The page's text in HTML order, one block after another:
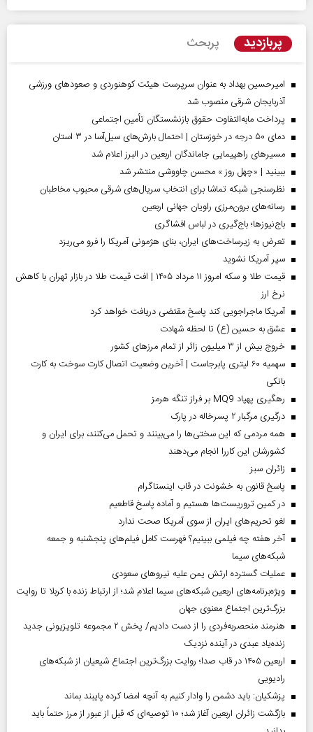
پربازدید پربحث
امیرحسین بهداد به عنوان سرپرست هیئت کوهنوردی و صعودهای ورزشی
آذربایجان شرقی منصوب شد
پرداخت مابه‌التفاوت حقوق بازنشستگان تأمین اجتماعی
دمای ۵۰ درجه در خوزستان | احتمال بارش‌های سیل‌آسا در ۳ استان
مسیر‌های راهپیمایی جاماندگان اربعین در البرز اعلام شد
ببینید | «چهل روز » محسن چاووشی منتشر شد
نظرسنجی شبکه تماشا برای انتخاب سریال‌های شرقی محبوب مخاطبان
رسانه‌های برون‌مرزی راویان جهانی اربعین
باج‌نیوزها؛ باج‌گیری در لباس افشاگری
تعرض به زیرساخت‌های ایران، بنای هژمونی آمریکا را فرو می‌ریزد
سپر آمریکا نشوید
قیمت طلا و سکه امروز ۱۱ مرداد ۱۴۰۵ | افت قیمت طلا در بازار تهران با کاهش
نرخ ارز
آمریکا ماجراجویی کند پاسخ مقتضی دریافت خواهد کرد
عشق به حسین (ع) تا لحظه شهادت
خروج بیش از ۳ میلیون زائر از تمام مرز‌های کشور
سهمیه ۶۰ لیتری پابرجاست | آخرین وضعیت اتصال کارت سوخت به کارت
بانکی
رهگیری پهپاد MQ9 بر فراز تنگه هرمز
درگیری مرگبار ۲ پسرخاله در پارک
همه مردمی که این سختی‌ها را می‌بینند و تحمل می‌کنند، برای ایران و
کشورشان این کاررا انجام می‌دهند
‌زائران سبز
پاسخ قانون به خشونت در قاب اینستاگرام
در کمین تروریست‌ها هستیم و آماده پاسخ قاطعیم
لغو تحریم‌های ایران از سوی آمریکا صحت ندارد
آخر هفته چه فیلمی ببینیم؟ فهرست کامل فیلم‌های پنجشنبه و جمعه
شبکه‌های سیما
عملیات گسترده ارتش یمن علیه نیروهای سعودی
ویژه‌برنامه‌های اربعین شبکه‌های سیما اعلام شد؛ از ارتباط زنده با کربلا تا روایت
بزرگ‌ترین اجتماع معنوی جهان
هنرمند منحصر‌به‌فردی را از دست دادیم/ پخش ۲ مجموعه تلویزیونی جدید
زنده‌یاد عبدی در آینده نزدیک
اربعین ۱۴۰۵ در قاب صدا؛ روایت بزرگ‌ترین اجتماع شیعیان از شبکه‌های
رادیویی
پزشکیان: باید دشمن را وادار کنیم به آنچه امضا کرده پایبند بماند
بازگشت زائران اربعین آغاز شد؛ ۱۰ توصیه‌ای که قبل از عبور از مرز حتماً باید